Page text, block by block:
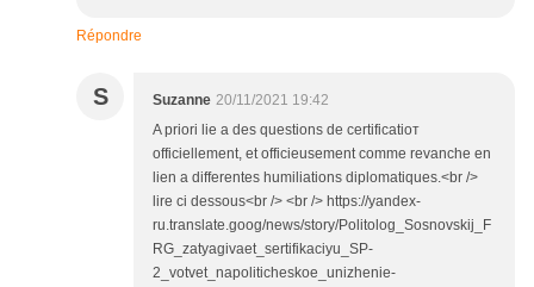
Répondre
S Suzanne 20/11/2021 19:42
A priori lie a des questions de certificatioт
officiellement, et officieusement comme revanche en
lien a differentes humiliations diplomatiques.<br />
lire ci dessous<br /> <br /> https://yandex-
ru.translate.goog/news/story/Politolog_Sosnovskij_F
RG_zatyagivaet_sertifikaciyu_SP-
2_votvet_napoliticheskoe_unizhenie-